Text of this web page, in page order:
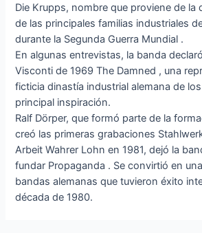
Die Krupps, nombre que proviene de la
de las principales familias industriales
durante la Segunda Guerra Mundial .
En algunas entrevistas, la banda
Visconti de 1969 The Damned , una
ficticia dinastía industrial alemana de
principal inspiración.
Ralf Dörper, que formó parte de la
creó las primeras grabaciones
Arbeit Wahrer Lohn en 1981, dejó la
fundar Propaganda . Se convirtió en
bandas alemanas que tuvieron éxito
década de 1980.